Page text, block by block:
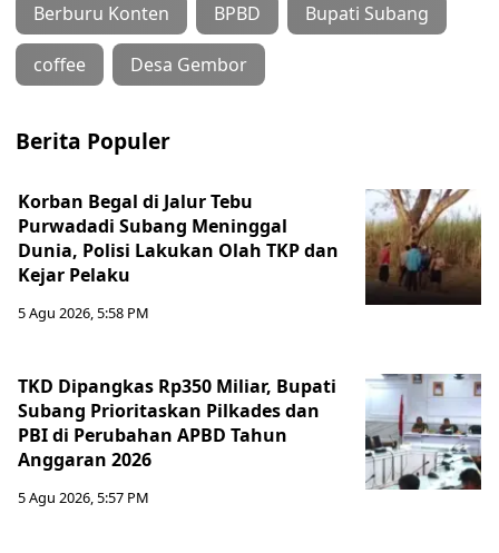
Berburu Konten BPBD Bupati Subang
coffee Desa Gembor
Berita Populer
Korban Begal di Jalur Tebu
Purwadadi Subang Meninggal
Dunia, Polisi Lakukan Olah TKP dan
Kejar Pelaku
5 Agu 2026, 5:58 PM
TKD Dipangkas Rp350 Miliar, Bupati
Subang Prioritaskan Pilkades dan
PBI di Perubahan APBD Tahun
Anggaran 2026
5 Agu 2026, 5:57 PM